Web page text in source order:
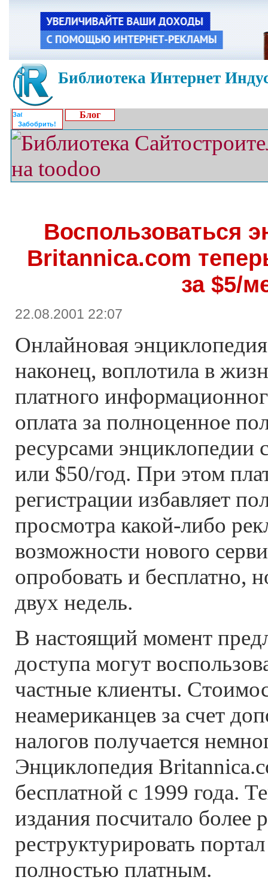
Библиотека Интернет
Забобрить!
Блог
Воспользоваться
Britannica.com
за $5/
22.08.2001 22:07
Онлайновая
наконец, воплотила в
платного
оплата за полноценное
ресурсами энциклопедии
или $50/год. При этом
регистрации избавляет
просмотра какой-либо
возможности нового
опробовать и бесплатно,
двух недель.
В настоящий момент
доступа могут
частные клиенты.
неамериканцев за счет
налогов получается
Энциклопедия
бесплатной с 1999 года.
издания посчитало более
реструктурировать
полностью платным.